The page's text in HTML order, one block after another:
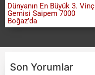
Dünyanın En Büyük 3. Vinç
Gemisi Saipem 7000
Boğaz’da
Son Yorumlar